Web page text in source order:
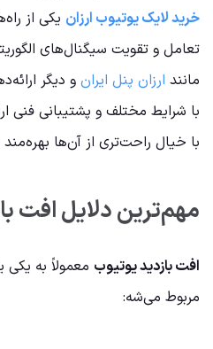
خرید لایک یوتیوب ارزان یکی از
تعامل و تقویت سیگنال‌های
مانند ارزان پنل ایران و دیگر
با شرایط مختلف و پشتیبانی فنی
با خیال راحت‌تری از آن‌ها
مهم‌ترین دلایل افت
افت بازدید یوتیوب معمولاً به یکی
مربوط می‌شه: